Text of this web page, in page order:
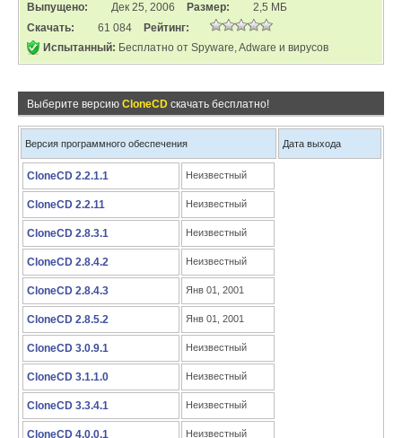
Выпущено: Дек 25, 2006 Размер:
2,5 МБ
Скачать:
61 084
Рейтинг:
Испытанный: Бесплатно от Spyware, Adware и вирусов
Выберите версию CloneCD скачать бесплатно!
Версия программного обеспечения Дата выхода
CloneCD 2.2.1.1 Неизвестный
CloneCD 2.2.11 Неизвестный
CloneCD 2.8.3.1 Неизвестный
CloneCD 2.8.4.2 Неизвестный
CloneCD 2.8.4.3 Янв 01, 2001
CloneCD 2.8.5.2 Янв 01, 2001
CloneCD 3.0.9.1 Неизвестный
CloneCD 3.1.1.0 Неизвестный
CloneCD 3.3.4.1 Неизвестный
CloneCD 4.0.0.1 Неизвестный